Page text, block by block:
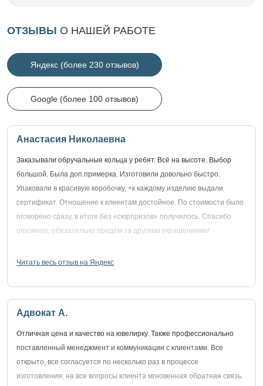
ОТЗЫВЫ О НАШЕЙ РАБОТЕ
Яндекс (более 230 отзывов)
Google (более 100 отзывов)
Анастасия Николаевна
Заказывали обручальные кольца у ребят. Всё на высоте. Выбор
большой. Была доп.примерка. Изготовили довольно быстро.
Упаковали в красивую коробочку, +к каждому изделию выдали
сертификат. Отношение к клиентам достойное. По стоимости было
оговорено сразу, в итоге без «сюрпризов» получилось. Спасибо
огромное, обязательно придём за другими украшениями!
Читать весь отзыв на Яндекс
Адвокат А.
Отличная цена и качество на ювелирку. Также профессионально
поставленный менеджмент и коммуникации с клиентами. Все
открыто, все согласуется по несколько раз в процессе
изготовления, на все вопросы клиента мгновенная обратная связь.